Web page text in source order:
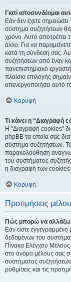
Γιατί αποσυνδέομαι
Εάν δεν έχετε σημειώσει
σύστημα συζητήσεων θα
χρόνο. Αυτό αποτρέπει
άλλο. Για να
κατά τη σύνδεση σας.
συζητήσεων από έναν
πανεπιστημιακό
πλαίσιο επιλογής
απενεργοποιήσει αυτό
Κορυφή
Τι κάνει η “Διαγραφή
Η “Διαγραφή cookies”
phpBB τα οποία σας
σύστημα συζητήσεων.
παρακολούθηση
του συστήματος
η διαγραφή των cookies
Κορυφή
Προτιμήσεις
Πώς μπορώ να αλλάξω
Εάν είστε
δεδομένων του
Πίνακα Ελέγχου
στο όνομα μέλους σας
συστήματος
ρυθμίσεις και τις